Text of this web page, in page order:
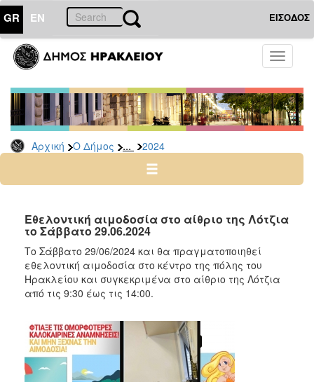
GR EN ΕΙΣΟΔΟΣ
Toggle
Αρχική Ο Δήμος ... 2024
ΔΗΜΟΣ
Δελτία
Τύπου
Αρχείο
2026
2024
2022
2021
2020
2019
2017
2016
2015
Εθελοντική αιμοδοσία στο αίθριο της Λότζια
το Σάββατο 29.06.2024
Το Σάββατο 29/06/2024 και θα πραγματοποιηθεί
εθελοντική αιμοδοσία στο κέντρο της πόλης του
Ηρακλείου και συγκεκριμένα στο αίθριο της Λότζια
από τις 9:30 έως τις 14:00.